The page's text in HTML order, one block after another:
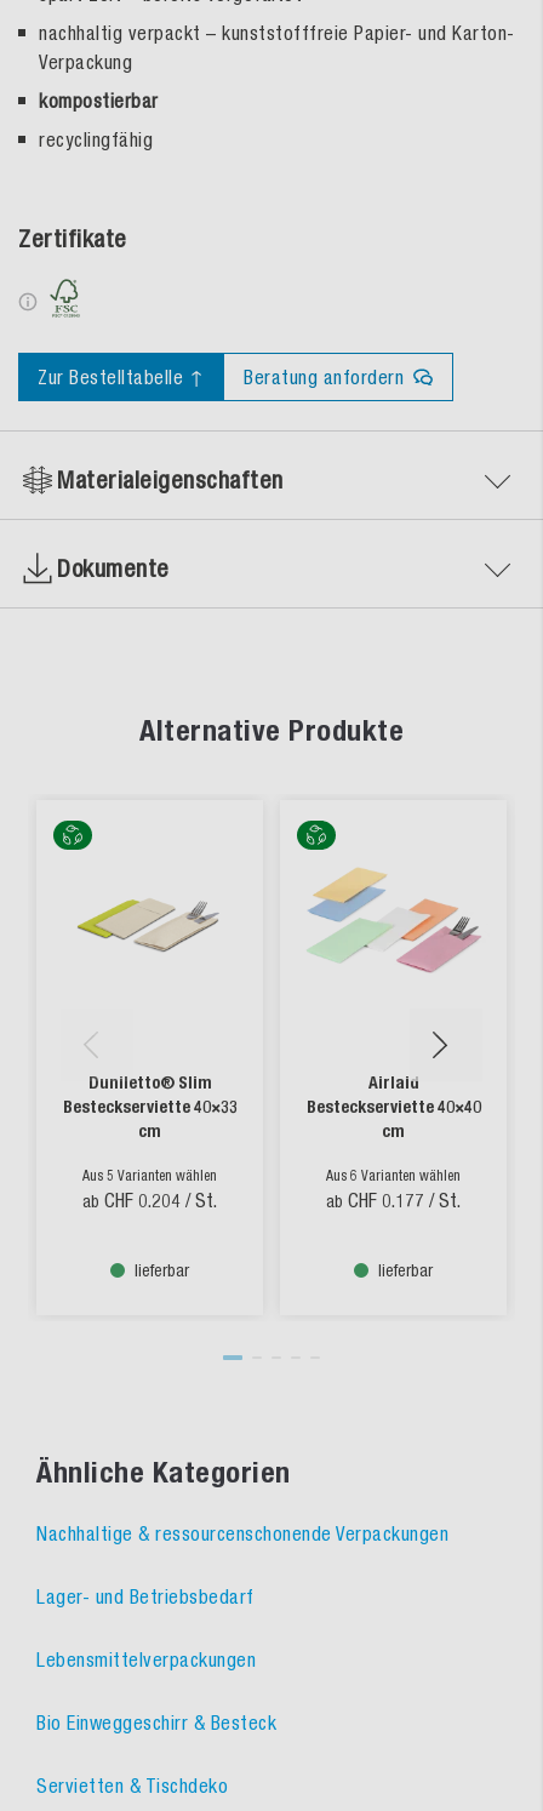
nachhaltig verpackt – kunststofffreie Papier- und Karton-
Verpackung
kompostierbar
recyclingfähig
Zertifikate
Zur Bestelltabelle ↑ Beratung anfordern
Materialeigenschaften
Dokumente
Alternative Produkte
Duniletto® Slim
Besteckserviette 40×33
cm
Aus 5 Varianten wählen
ab CHF 0.204 / St.
lieferbar
Airlaid
Besteckserviette 40×40
cm
Aus 6 Varianten wählen
ab CHF 0.177 / St.
lieferbar
Ähnliche Kategorien
Nachhaltige & ressourcenschonende Verpackungen
Lager- und Betriebsbedarf
Lebensmittelverpackungen
Bio Einweggeschirr & Besteck
Servietten & Tischdeko